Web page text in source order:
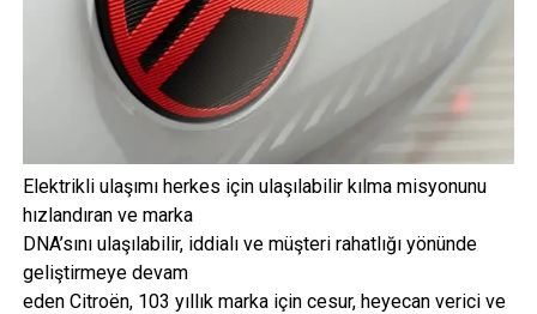
Elektrikli ulaşımı herkes için ulaşılabilir kılma misyonunu
hızlandıran ve marka
DNA’sını ulaşılabilir, iddialı ve müşteri rahatlığı yönünde
geliştirmeye devam
eden Citroën, 103 yıllık marka için cesur, heyecan verici ve